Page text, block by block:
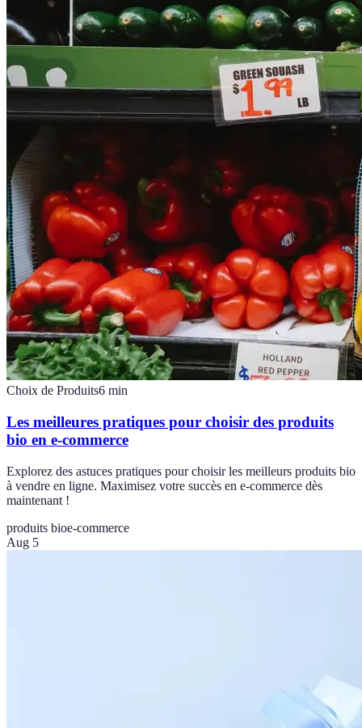
Choix de Produits6 min
Les meilleures pratiques pour choisir des produits
bio en e-commerce
Explorez des astuces pratiques pour choisir les meilleurs produits bio
à vendre en ligne. Maximisez votre succès en e-commerce dès
maintenant !
produits bioe-commerce
Aug 5